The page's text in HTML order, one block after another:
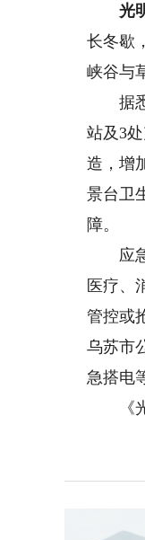
光明
长冬歇
峡谷与
据悉
站及3
造，增
景台卫
障。
应急
医疗、
管控或
乌苏市
急搭电
《光